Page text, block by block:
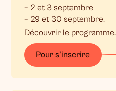
– 2 et 3 septembre
– 29 et 30 septembre.
Découvrir le programme.
Pour s'inscrire